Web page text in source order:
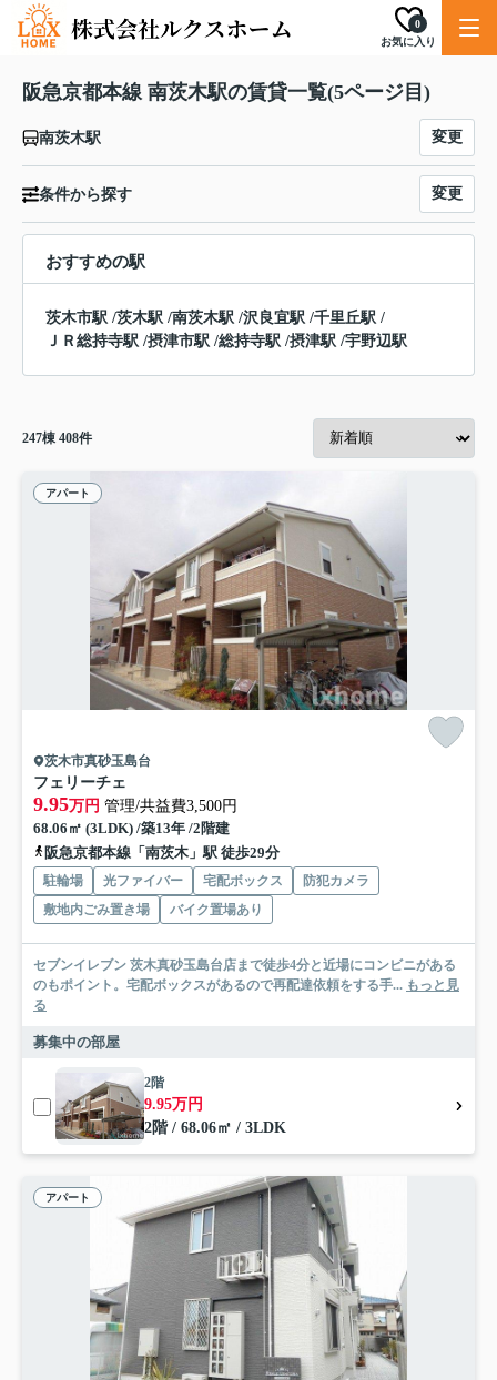
お気に入り
0
阪急京都本線 南茨木駅の賃貸一覧(5ページ目)
南茨木駅 変更
条件から探す 変更
おすすめの駅
茨木市駅 /茨木駅 /南茨木駅 /沢良宜駅 /千里丘駅 /
ＪＲ総持寺駅 /摂津市駅 /総持寺駅 /摂津駅 /宇野辺駅
247棟 408件
アパート
茨木市真砂玉島台
フェリーチェ
9.95万円 管理/共益費3,500円
68.06㎡ (3LDK) /築13年 /2階建
阪急京都本線「南茨木」駅 徒歩29分
駐輪場 光ファイバー 宅配ボックス
防犯カメラ
敷地内ごみ置き場
バイク置場あり
セブンイレブン 茨木真砂玉島台店まで徒歩4分と近場にコンビニがある
のもポイント。宅配ボックスがあるので再配達依頼をする手... もっと見
る
募集中の部屋
2階
9.95万円
2階 / 68.06㎡ / 3LDK
アパート